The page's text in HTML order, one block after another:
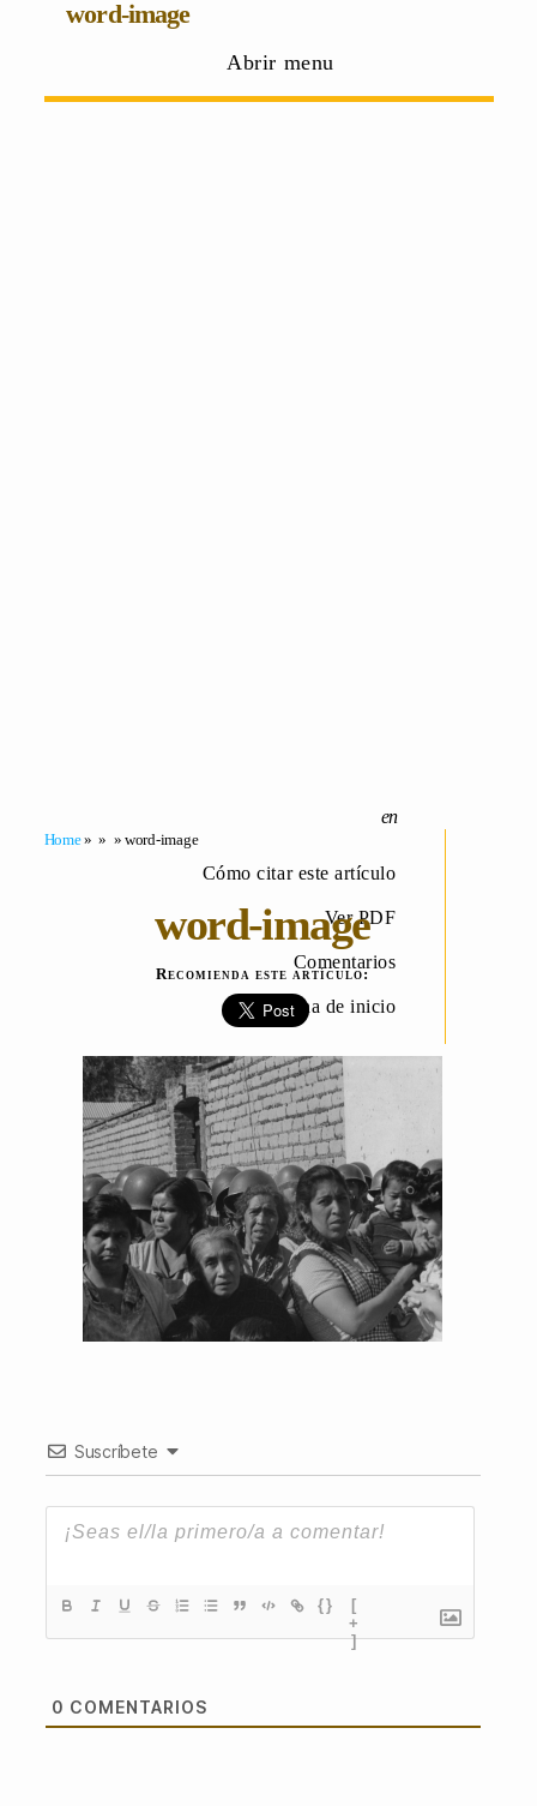
word-image
Abrir menu
Cómo citar este artículo
Ver PDF
Comentarios
Página de inicio
Home» » » word-image
word-image
Recomienda este artículo:
Suscríbete
{}
[
+
]
0 COMENTARIOS